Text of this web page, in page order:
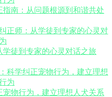
南：从问题根源到和谐共处
徒到专家的心灵对话之旅
物行为，建立理想人犬关系